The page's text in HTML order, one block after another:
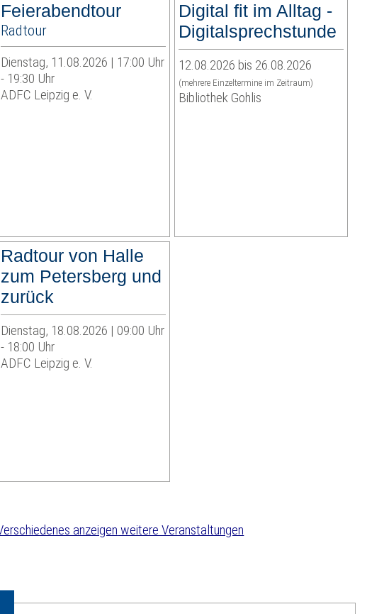
Feierabendtour
Radtour
Dienstag, 11.08.2026 | 17:00 Uhr
- 19:30 Uhr
ADFC Leipzig e. V.
Digital fit im Alltag -
Digitalsprechstunde
12.08.2026 bis 26.08.2026
(mehrere Einzeltermine im Zeitraum)
Bibliothek Gohlis
Radtour von Halle
zum Petersberg und
zurück
Dienstag, 18.08.2026 | 09:00 Uhr
- 18:00 Uhr
ADFC Leipzig e. V.
weitere Veranstaltungen